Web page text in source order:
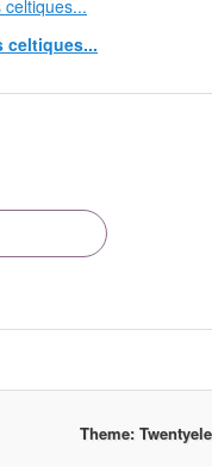
celtiques...
Theme: